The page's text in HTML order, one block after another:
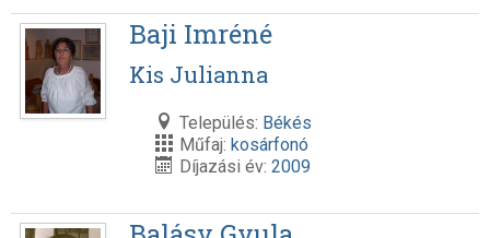
Baji Imréné
Kis Julianna
Település: Békés
Műfaj: kosárfonó
Díjazási év: 2009